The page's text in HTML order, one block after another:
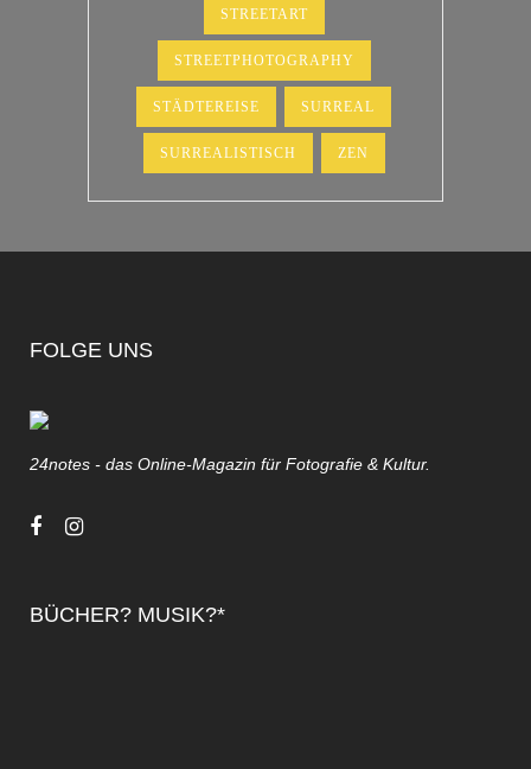
STREETART
STREETPHOTOGRAPHY
STÄDTEREISE SURREAL
SURREALISTISCH ZEN
FOLGE UNS
24notes - das Online-Magazin für Fotografie & Kultur.
BÜCHER? MUSIK?*